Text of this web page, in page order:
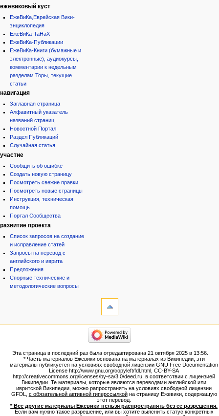
ежевиковый куст
ЕжеВиКа,Еврейская Вики-
энциклопедия
ЕжеВиКа-ТаНаХ
ЕжеВиКа-Публикации
ЕжеВиКа-Книги (бумажные и
электронные), аудиокурсы,
комментарии к недельным
разделам Торы, текущие
статьи
навигация
Заглавная страница
Алфавитный указатель
названий страниц
Новостной Портал
Раздел Публикаций
Случайная статья
участие
Сообщить об ошибке
Создать новую страницу
Посмотреть свежие правки
Посмотреть новые страницы
Инструкция, техническая
помощь
Портал Сообщества
развитие проекта
Список запросов на создание
и исправление статей
Запросы на перевод с
английского и иврита
Предложения
Спорные технические и
методологические вопросы
Версия
для
Постоянная
ссылка
Сведения
о странице
категории
Народ
Проекты
Проекты/Участники/
дополнения
Публикации:Авторы
Публикации:Статьи по типу
Темы
ежевиковый куст
Эта страница в последний раз была отредактирована 21 октября 2025 в 13:56.
* Часть материалов Ежевики основана на материалах из Википедии, эти
материалы публикуется на условиях свободной лицензии GNU Free Documentation
License http://www.gnu.org/copyleft/fdl.html, CC-BY-SA
http://creativecommons.org/licenses/by-sa/3.0/deed.ru, в соответствии с лицензией
Википедии. Те материалы, которые являются переводами английской или
ивритской Википедии, можно рапространять на условиях свободной лицензии
GFDL, с обязательной активной гиперссылкойна страницу Ежевики, содержащую
этот перевод.
* Все другие материалы Ежевики нельзя распространять без ее разрешения.
Если вам нужно такое разрешение, или вы хотите выяснить статус конкретных